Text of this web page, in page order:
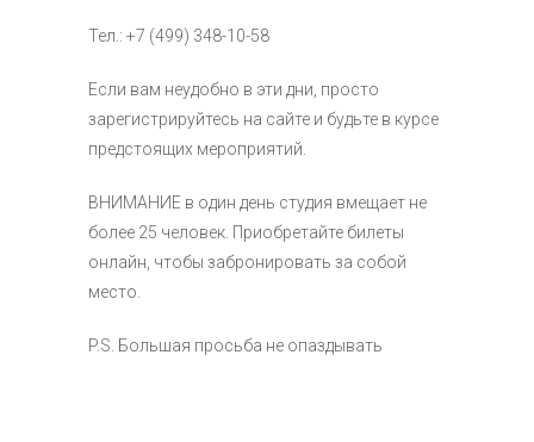
Тел.: +7 (499) 348-10-58
Если вам неудобно в эти дни, просто
зарегистрируйтесь на сайте и будьте в курсе
предстоящих мероприятий.
ВНИМАНИЕ в один день студия вмещает не
более 25 человек. Приобретайте билеты
онлайн, чтобы забронировать за собой
место.
P.S. Большая просьба не опаздывать